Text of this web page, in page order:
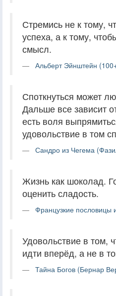
Стремись не к тому,
успеха, а к тому,
смысл.
Альберт Эйнштейн
Споткнуться может
Дальше все зависит
есть воля
удовольствие в том
Сандро из Чегема
Жизнь как шоколад.
оценить сладость.
Французкие пословицы
Удовольствие в том,
идти вперёд, а не в
Тайна Богов (Бернар